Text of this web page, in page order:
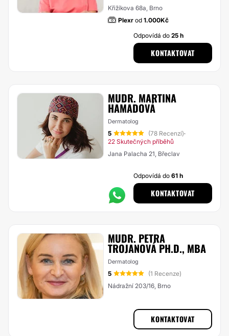
Křižíkova 68a, Brno
Plexr od 1.000Kč
Odpovídá do25 h
KONTAKTOVAT
MUDR. MARTINA
HAMADOVÁ
Dermatolog
5 (78 Recenzí)·
22 Skutečných příběhů
Jana Palacha 21, Břeclav
Odpovídá do61 h
KONTAKTOVAT
MUDR. PETRA
TROJANOVÁ PH.D., MBA
Dermatolog
5
(1 Recenze)
Nádražní 203/16, Brno
KONTAKTOVAT